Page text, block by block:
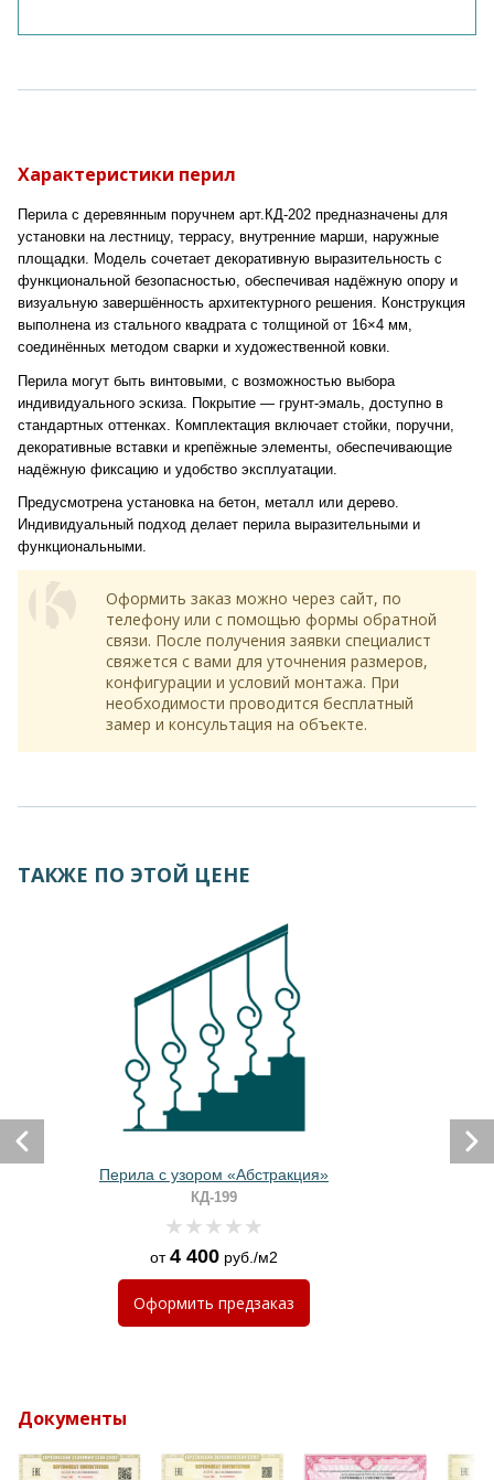
Характеристики перил
Перила с деревянным поручнем арт.КД-202 предназначены для
установки на лестницу, террасу, внутренние марши, наружные
площадки. Модель сочетает декоративную выразительность с
функциональной безопасностью, обеспечивая надёжную опору и
визуальную завершённость архитектурного решения. Конструкция
выполнена из стального квадрата с толщиной от 16×4 мм,
соединённых методом сварки и художественной ковки.
Перила могут быть винтовыми, с возможностью выбора
индивидуального эскиза. Покрытие — грунт-эмаль, доступно в
стандартных оттенках. Комплектация включает стойки, поручни,
декоративные вставки и крепёжные элементы, обеспечивающие
надёжную фиксацию и удобство эксплуатации.
Предусмотрена установка на бетон, металл или дерево.
Индивидуальный подход делает перила выразительными и
функциональными.
Оформить заказ можно через сайт, по
телефону или с помощью формы обратной
связи. После получения заявки специалист
свяжется с вами для уточнения размеров,
конфигурации и условий монтажа. При
необходимости проводится бесплатный
замер и консультация на объекте.
ТАКЖЕ ПО ЭТОЙ ЦЕНЕ
Перила с узором «Абстракция»
КД-199
от4 400 руб./м2
Оформить предзаказ
Документы